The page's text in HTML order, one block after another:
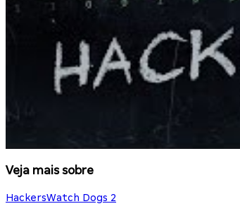
Veja mais sobre
HackersWatch Dogs 2